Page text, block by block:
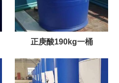
正庚酸190kg一桶